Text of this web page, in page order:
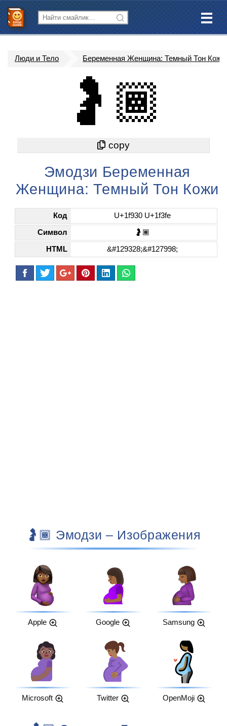
Люди и Тело Беременная Женщина: Темный Тон Кожи
🤰🏾
Эмодзи Беременная
Женщина: Темный Тон Кожи
Код U+1f930 U+1f3fe
Символ 🤰🏾
HTML &#129328;&#127998;
🤰🏾 Эмодзи – Изображения
Apple Google Samsung
Microsoft Twitter OpenMoji